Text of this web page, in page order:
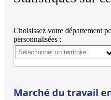
Choisissez votre département
personnalisées :
Marché du travail